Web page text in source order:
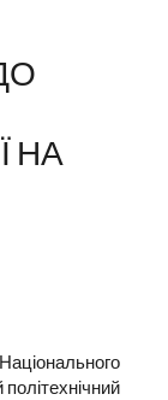
НА
політехнічний